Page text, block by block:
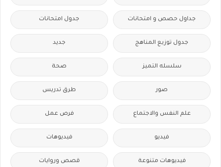
جداول حصص و امتحانات جدول امتحانات
جدول توزيع المناهج جديد
سلسله التميز صحة
صور طرق تدريس
علم النفس والاجتماع فرص عمل
فيديو فيديوهات
فيديوهات متنوعة قصص وروايات